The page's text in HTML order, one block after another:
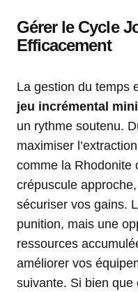
Gérer le Cycle
Efficacement
La gestion du temps
jeu incrémental
un rythme soutenu.
maximiser
comme la Rhodonite
crépuscule
sécuriser vos gains.
punition, mais une
ressources
améliorer vos
suivante. Si bien